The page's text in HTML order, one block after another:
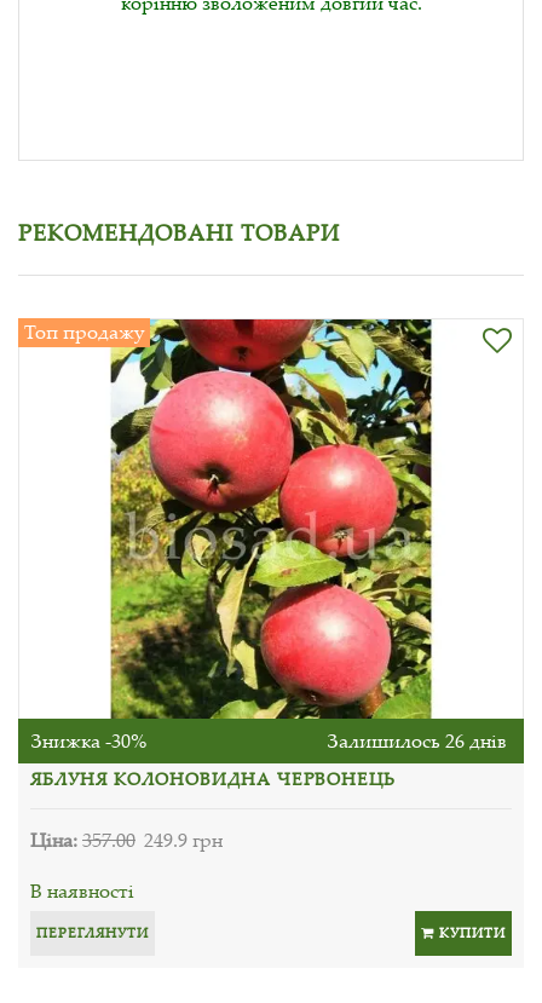
РЕКОМЕНДОВАНІ ТОВАРИ
Топ продажу
Знижка -30% Залишилось 26 днів
ЯБЛУНЯ КОЛОНОВИДНА ЧЕРВОНЕЦЬ
Ціна:357.00 249.9 грн
В наявності
ПЕРЕГЛЯНУТИ КУПИТИ